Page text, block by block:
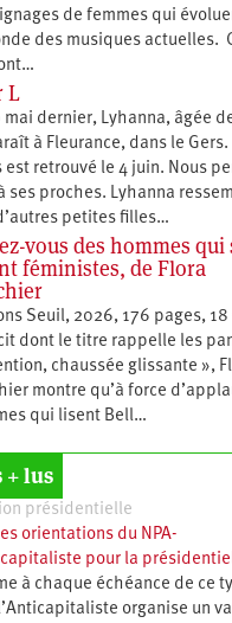
de femmes qui
des musiques actuelles.
L
mai dernier, Lyhanna, âgée
à Fleurance, dans le Gers.
est retrouvé le 4 juin. Nous
ses proches. Lyhanna
petites filles…
vous des hommes qui
féministes, de Flora
Seuil, 2026, 176 pages, 18
dont le titre rappelle les
chaussée glissante »,
montre qu’à force
qui lisent Bell…
+ lus
présidentielle
orientations du NPA-
pour la
à chaque échéance de ce
organise un